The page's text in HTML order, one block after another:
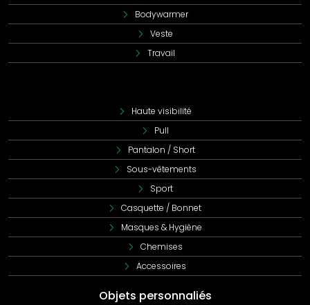
Bodywarmer
Veste
Travail
Haute visibilité
Pull
Pantalon / Short
Sous-vêtements
Sport
Casquette / Bonnet
Masques & Hygiène
Chemises
Accessoires
Objets personnaliés